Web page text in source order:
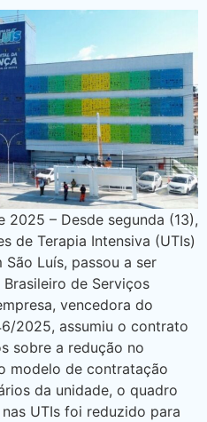
2025 – Desde segunda (13),
de Terapia Intensiva (UTIs)
Luís, passou a ser
de Serviços
vencedora do
2025, assumiu o contrato
sobre a redução no
modelo de contratação
da unidade, o quadro
UTIs foi reduzido para